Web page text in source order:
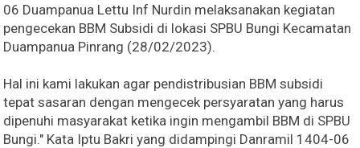
06 Duampanua Lettu Inf Nurdin melaksanakan kegiatan
pengecekan BBM Subsidi di lokasi SPBU Bungi Kecamatan
Duampanua Pinrang (28/02/2023).
Hal ini kami lakukan agar pendistribusian BBM subsidi
tepat sasaran dengan mengecek persyaratan yang harus
dipenuhi masyarakat ketika ingin mengambil BBM di SPBU
Bungi." Kata Iptu Bakri yang didampingi Danramil 1404-06